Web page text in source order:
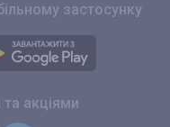
застосунку
акціями